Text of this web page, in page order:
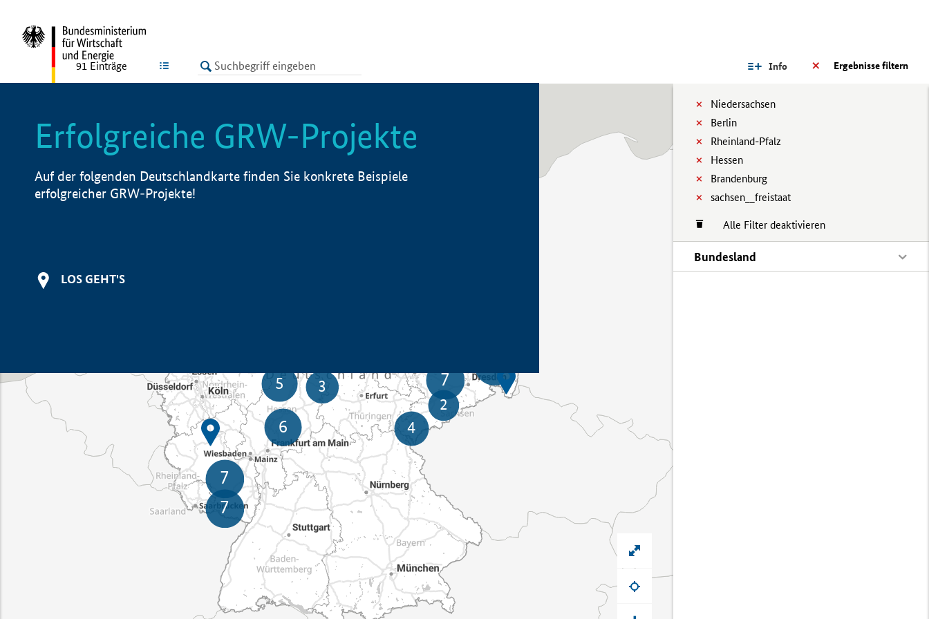
LISTE Ergebnisse filtern
Info
Niedersachsen
Berlin
Rheinland-Pfalz
Hessen
Brandenburg
sachsen__freistaat
Alle Filter deaktivieren
Bundesland
91 Einträge
Erfolgreiche GRW-Projekte
Auf der folgenden Deutschlandkarte finden Sie konkrete Beispiele
erfolgreicher GRW-Projekte!
LOS GEHT'S